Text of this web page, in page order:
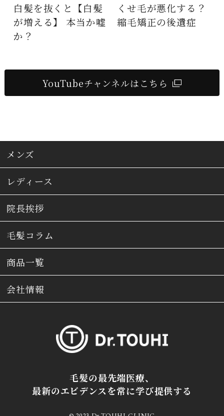
くせ毛が悪化する？
縮毛矯正の後遺症
くせ毛はなぜ起きる
のか？くせ毛の仕組
YouTubeチャンネルはこちら
メンズ
レディース
院長挨拶
毛髪コラム
商品一覧
会社情報
毛髪の最先端医療、
最新のエビデンスを常に学び提供する